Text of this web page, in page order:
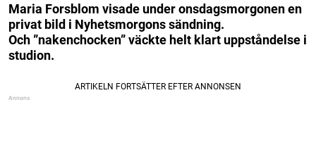
Maria Forsblom visade under onsdagsmorgonen en
privat bild i Nyhetsmorgons sändning.
Och ”nakenchocken” väckte helt klart uppståndelse i
studion.